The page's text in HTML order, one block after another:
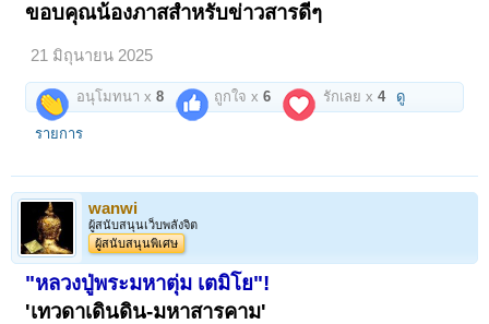
ขอบคุณน้องภาสสำหรับข่าวสารดีๆ
21 มิถุนายน 2025
อนุโมทนา x8 ถูกใจ x6 รักเลย x4 ดู
รายการ
wanwi
ผู้สนับสนุนเว็บพลังจิต
ผู้สนับสนุนพิเศษ
"หลวงปู่พระมหาตุ่ม เตมิโย"!
'เทวดาเดินดิน-มหาสารคาม'